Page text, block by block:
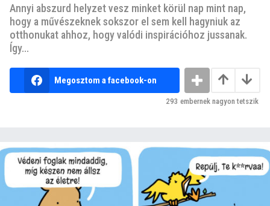
Annyi abszurd helyzet vesz minket körül nap mint nap,
hogy a művészeknek sokszor el sem kell hagyniuk az
otthonukat ahhoz, hogy valódi inspirációhoz jussanak.
Így...
Megosztom a facebook-on
293 embernek nagyon tetszik